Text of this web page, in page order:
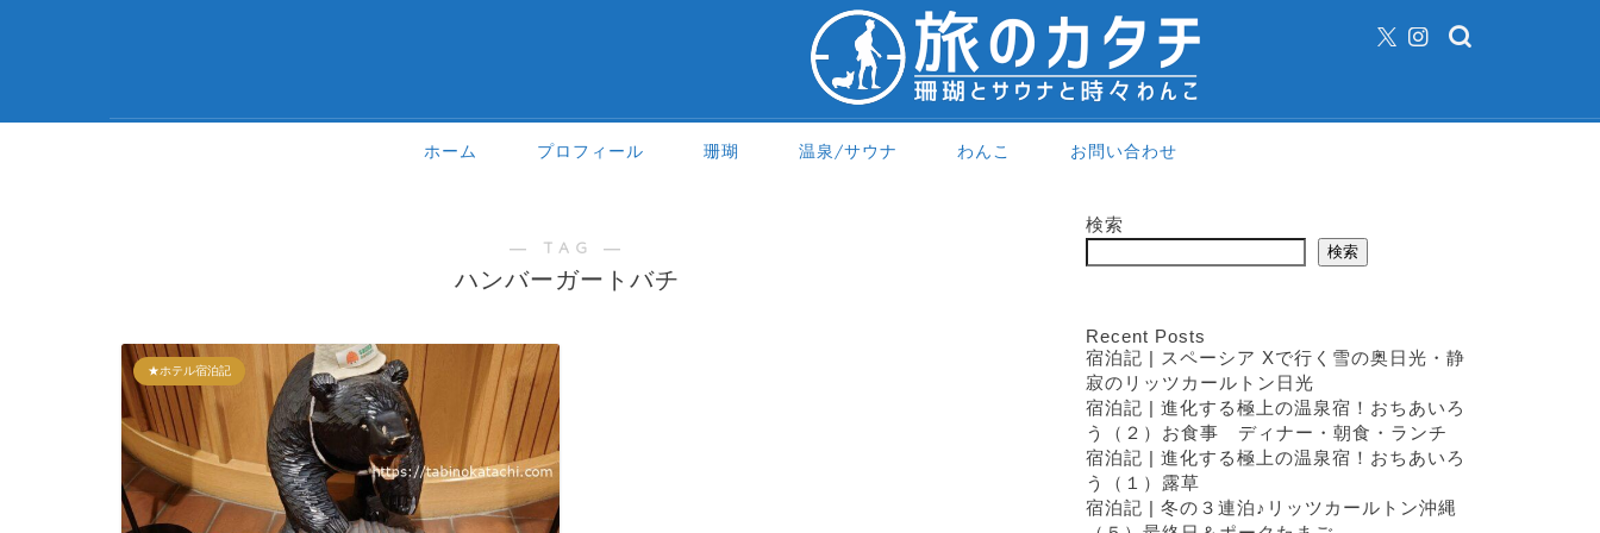
ホーム プロフィール 珊瑚 温泉/サウナ わんこ お問い合わせ
― TAG ―
ハンバーガートバチ
★ホテル宿泊記
検索
検索
Recent Posts
宿泊記 | スペーシア Xで行く雪の奥日光・静
寂のリッツカールトン日光
宿泊記 | 進化する極上の温泉宿！おちあいろ
う（２）お食事 ディナー・朝食・ランチ
宿泊記 | 進化する極上の温泉宿！おちあいろ
う（１）露草
宿泊記 | 冬の３連泊♪リッツカールトン沖縄